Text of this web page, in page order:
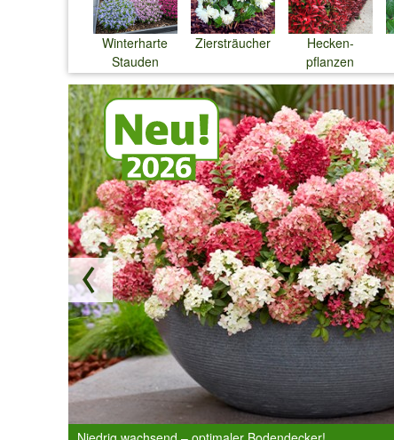
Winterharte
Stauden
↓
Ziersträucher
↓
Hecken-
pflanzen
↓
↓